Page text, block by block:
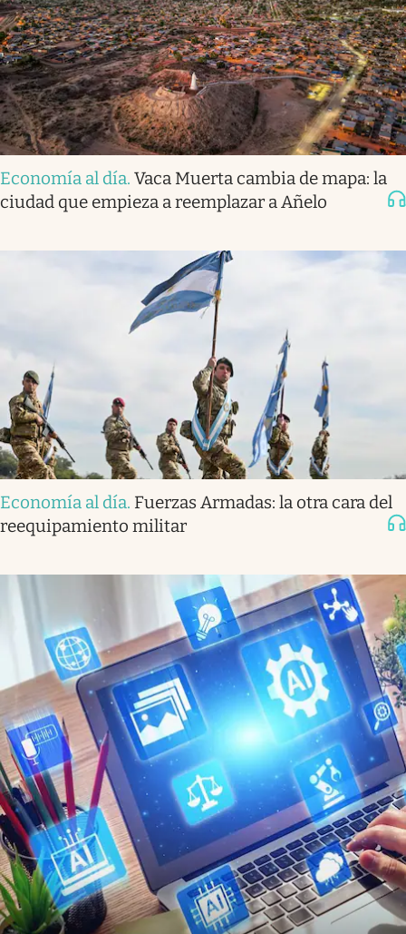
Economía al día. Vaca Muerta cambia de mapa: la
ciudad que empieza a reemplazar a Añelo
Economía al día. Fuerzas Armadas: la otra cara del
reequipamiento militar